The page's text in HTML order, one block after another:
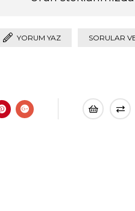
YORUM YAZ SORULAR